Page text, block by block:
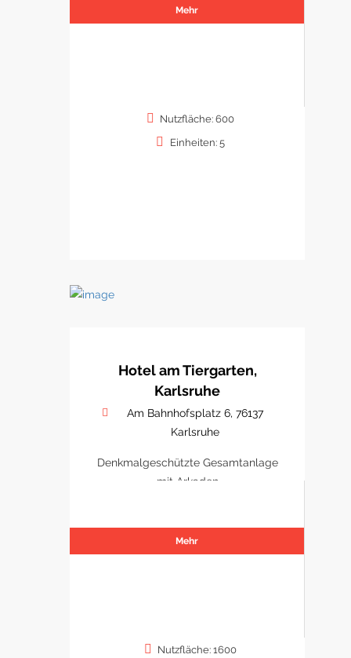
Mehr
Nutzfläche: 600
Einheiten: 5
Hotel am Tiergarten,
Karlsruhe
Am Bahnhofsplatz 6, 76137
Karlsruhe
Denkmalgeschützte Gesamtanlage
mit Arkaden
Mehr
Nutzfläche: 1600